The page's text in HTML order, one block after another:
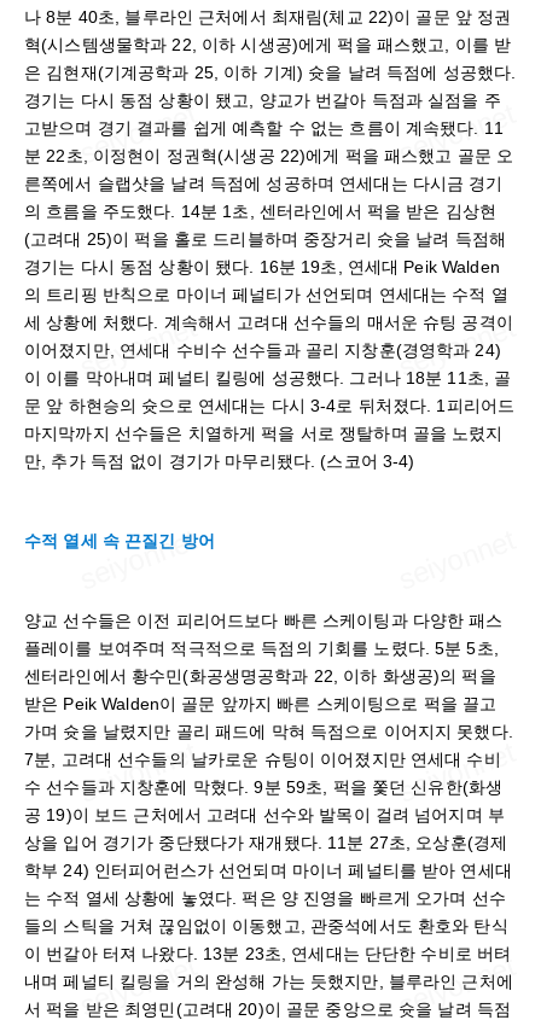
나 8분 40초, 블루라인 근처에서 최재림(체교 22)이 골문 앞 정권
혁(시스템생물학과 22, 이하 시생공)에게 퍽을 패스했고, 이를 받
은 김현재(기계공학과 25, 이하 기계) 슛을 날려 득점에 성공했다.
경기는 다시 동점 상황이 됐고, 양교가 번갈아 득점과 실점을 주
고받으며 경기 결과를 쉽게 예측할 수 없는 흐름이 계속됐다. 11
분 22초, 이정현이 정권혁(시생공 22)에게 퍽을 패스했고 골문 오
른쪽에서 슬랩샷을 날려 득점에 성공하며 연세대는 다시금 경기
의 흐름을 주도했다. 14분 1초, 센터라인에서 퍽을 받은 김상현
(고려대 25)이 퍽을 홀로 드리블하며 중장거리 슛을 날려 득점해
경기는 다시 동점 상황이 됐다. 16분 19초, 연세대 Peik Walden
의 트리핑 반칙으로 마이너 페널티가 선언되며 연세대는 수적 열
세 상황에 처했다. 계속해서 고려대 선수들의 매서운 슈팅 공격이
이어졌지만, 연세대 수비수 선수들과 골리 지창훈(경영학과 24)
이 이를 막아내며 페널티 킬링에 성공했다. 그러나 18분 11초, 골
문 앞 하현승의 슛으로 연세대는 다시 3-4로 뒤처졌다. 1피리어드
마지막까지 선수들은 치열하게 퍽을 서로 쟁탈하며 골을 노렸지
만, 추가 득점 없이 경기가 마무리됐다. (스코어 3-4)
수적 열세 속 끈질긴 방어
양교 선수들은 이전 피리어드보다 빠른 스케이팅과 다양한 패스
플레이를 보여주며 적극적으로 득점의 기회를 노렸다. 5분 5초,
센터라인에서 황수민(화공생명공학과 22, 이하 화생공)의 퍽을
받은 Peik Walden이 골문 앞까지 빠른 스케이팅으로 퍽을 끌고
가며 슛을 날렸지만 골리 패드에 막혀 득점으로 이어지지 못했다.
7분, 고려대 선수들의 날카로운 슈팅이 이어졌지만 연세대 수비
수 선수들과 지창훈에 막혔다. 9분 59초, 퍽을 쫓던 신유한(화생
공 19)이 보드 근처에서 고려대 선수와 발목이 걸려 넘어지며 부
상을 입어 경기가 중단됐다가 재개됐다. 11분 27초, 오상훈(경제
학부 24) 인터피어런스가 선언되며 마이너 페널티를 받아 연세대
는 수적 열세 상황에 놓였다. 퍽은 양 진영을 빠르게 오가며 선수
들의 스틱을 거쳐 끊임없이 이동했고, 관중석에서도 환호와 탄식
이 번갈아 터져 나왔다. 13분 23초, 연세대는 단단한 수비로 버텨
내며 페널티 킬링을 거의 완성해 가는 듯했지만, 블루라인 근처에
서 퍽을 받은 최영민(고려대 20)이 골문 중앙으로 슛을 날려 득점